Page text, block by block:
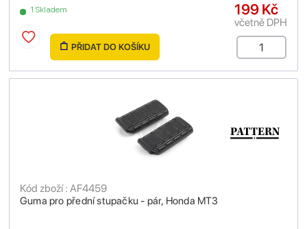
1 Skladem 199 Kč
včetně DPH
PŘIDAT DO KOŠÍKU
Guma pro přední stupačku - pár, Honda MT3
Kód zboží : AF4459